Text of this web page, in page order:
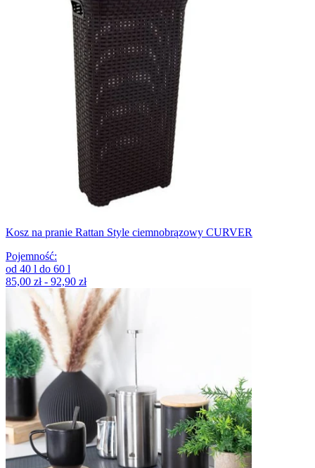
Kosz na pranie Rattan Style ciemnobrązowy CURVER
Pojemność:
od 40 l do 60 l
85,00 zł - 92,90 zł